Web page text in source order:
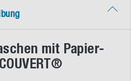
mit Papier-